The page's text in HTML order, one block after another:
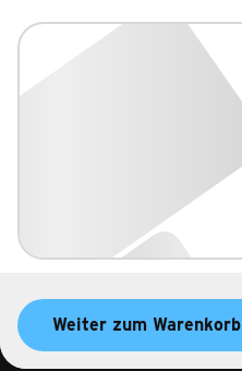
Zubuchbare Tarifoptionen
Weiter zum Warenkorb